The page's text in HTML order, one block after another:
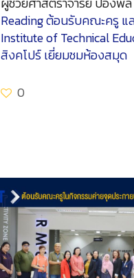
Readingต้อนรับคณะครู แ
Institute of Technical
สิงคโปร์ เยี่ยมชมห้องสมุด
0